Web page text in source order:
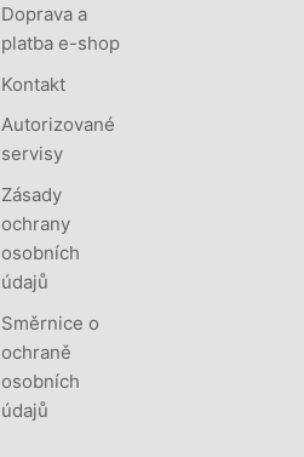
Doprava a
platba e-shop
Kontakt
Autorizované
servisy
Zásady
ochrany
osobních
údajů
Směrnice o
ochraně
osobních
údajů